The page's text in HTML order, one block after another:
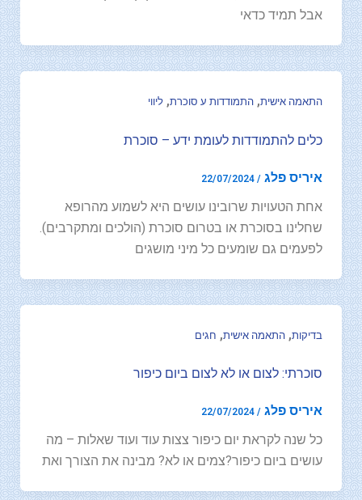
אבל תמיד כדאי
התאמה אישית, התמודדות ע סוכרת, ליווי
כלים להתמודדות לעומת ידע – סוכרת
איריס פלג /
22/07/2024
אחת הטעויות שרובינו עושים היא לשמוע מהרופא
שחלינו בסוכרת או בטרום סוכרת (הולכים ומתקרבים).
לפעמים גם שומעים כל מיני מושגים
בדיקות, התאמה אישית, חגים
סוכרתי: לצום או לא לצום ביום כיפור
איריס פלג /
22/07/2024
כל שנה לקראת יום כיפור צצות עוד ועוד שאלות – מה
עושים ביום כיפור?צמים או לא? מבינה את הצורך ואת